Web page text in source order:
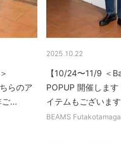
らのア
...
2025.10.22
【10/24〜11/9 ＜
POPUP 開催しま
イテムもございま
BEAMS